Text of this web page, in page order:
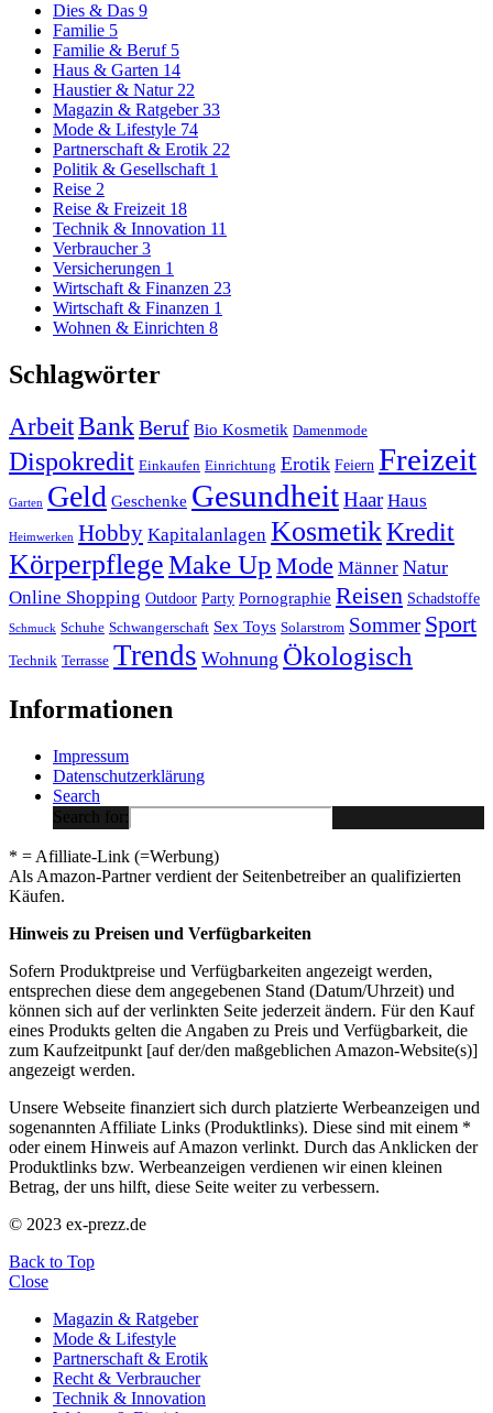
Dies & Das 9
Familie 5
Familie & Beruf 5
Haus & Garten 14
Haustier & Natur 22
Magazin & Ratgeber33
Mode & Lifestyle 74
Partnerschaft & Erotik 22
Politik & Gesellschaft 1
Reise 2
Reise & Freizeit 18
Technik & Innovation 11
Verbraucher3
Versicherungen 1
Wirtschaft & Finanzen 23
Wirtschaft & Finanzen 1
Wohnen & Einrichten 8
Schlagwörter
ArbeitBankBeruf Bio Kosmetik Damenmode
Dispokredit Einkaufen Einrichtung Erotik Feiern Freizeit
Garten Geld Geschenke GesundheitHaar Haus
Heimwerken Hobby Kapitalanlagen KosmetikKredit
KörperpflegeMake Up Mode Männer Natur
Online Shopping Outdoor Party Pornographie Reisen Schadstoffe
Schmuck Schuhe Schwangerschaft Sex Toys Solarstrom Sommer Sport
Technik Terrasse Trends Wohnung Ökologisch
Informationen
Impressum
Datenschutzerklärung
Search
Search for:
* = Afilliate-Link (=Werbung)
Als Amazon-Partner verdient der Seitenbetreiber an qualifizierten
Käufen.
Hinweis zu Preisen und Verfügbarkeiten
Sofern Produktpreise und Verfügbarkeiten angezeigt werden,
entsprechen diese dem angegebenen Stand (Datum/Uhrzeit) und
können sich auf der verlinkten Seite jederzeit ändern. Für den Kauf
eines Produkts gelten die Angaben zu Preis und Verfügbarkeit, die
zum Kaufzeitpunkt [auf der/den maßgeblichen Amazon-Website(s)]
angezeigt werden.
Unsere Webseite finanziert sich durch platzierte Werbeanzeigen und
sogenannten Affiliate Links (Produktlinks). Diese sind mit einem *
oder einem Hinweis auf Amazon verlinkt. Durch das Anklicken der
Produktlinks bzw. Werbeanzeigen verdienen wir einen kleinen
Betrag, der uns hilft, diese Seite weiter zu verbessern.
© 2023 ex-prezz.de
Back to Top
Close
Magazin & Ratgeber
Mode & Lifestyle
Partnerschaft & Erotik
Recht & Verbraucher
Technik & Innovation